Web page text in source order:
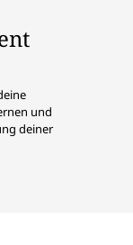
und
deiner